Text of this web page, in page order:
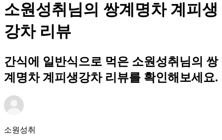
소원성취님의 쌍계명차 계피생
강차 리뷰
간식에 일반식으로 먹은 소원성취님의 쌍
계명차 계피생강차 리뷰를 확인해보세요.
소원성취